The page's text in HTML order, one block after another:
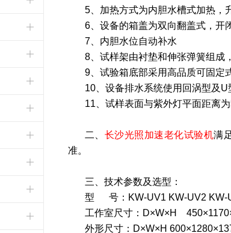
5 、加热方式为内胆水槽式加热，
6 、设备的箱盖为双向翻盖式，开
7 、内胆水位自动补水
8 、试样架由衬垫和伸张弹簧组成
9 、试验箱底部采用高品质可固定
10 、设备排水系统使用回涡型及 U
11 、试样表面与紫外灯平面距离为
二、 长沙光照加速老化试验机满
准。
三、技术参数及选型：
型
号： KW-UV1 KW-UV2 KW-
工作室尺寸： D×W×H 450×1170
外形尺寸： D×W×H 600×1280×